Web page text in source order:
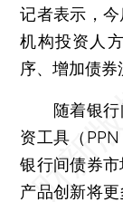
记者表示，
机构投资人
序、增加债券
随着银行
资工具（
银行间债券
产品创新将